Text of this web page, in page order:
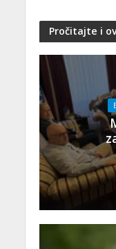
Pročitajte i